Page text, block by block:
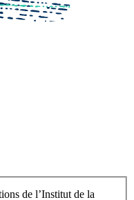
de l’Institut de la